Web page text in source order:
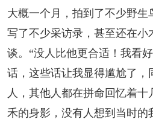
大概一个月，拍到了不少野生
写了不少采访录，甚至还在小
谈。“没人比他更合适！我看
话，这些话让我显得尴尬了，
人，其他人都在拼命回忆着
禾的身影，没有人想到当时的